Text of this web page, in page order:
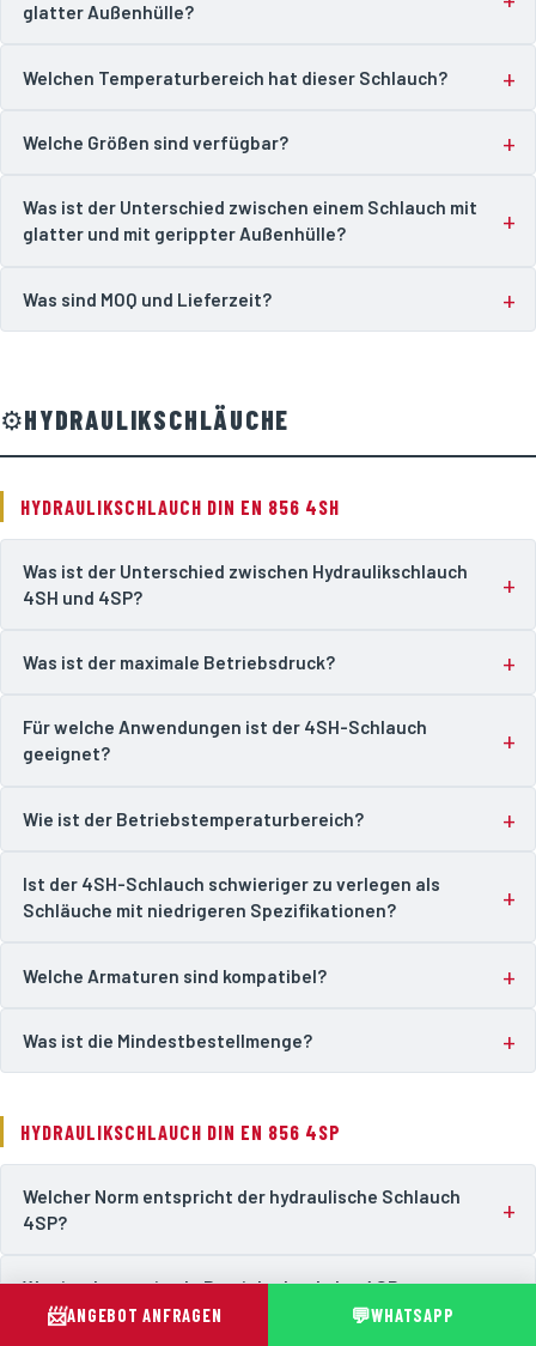
glatter Außenhülle?
Welchen Temperaturbereich hat dieser Schlauch?
Welche Größen sind verfügbar?
Was ist der Unterschied zwischen einem Schlauch mit
glatter und mit gerippter Außenhülle?
Was sind MOQ und Lieferzeit?
⚙️HYDRAULIKSCHLÄUCHE
HYDRAULIKSCHLAUCH DIN EN 856 4SH
Was ist der Unterschied zwischen Hydraulikschlauch
4SH und 4SP?
Was ist der maximale Betriebsdruck?
Für welche Anwendungen ist der 4SH-Schlauch
geeignet?
Wie ist der Betriebstemperaturbereich?
Ist der 4SH-Schlauch schwieriger zu verlegen als
Schläuche mit niedrigeren Spezifikationen?
Welche Armaturen sind kompatibel?
Was ist die Mindestbestellmenge?
HYDRAULIKSCHLAUCH DIN EN 856 4SP
Welcher Norm entspricht der hydraulische Schlauch
4SP?
Was ist der maximale Betriebsdruck des 4SP-
Schlauchs?
📨ANGEBOT ANFRAGEN 💬WHATSAPP